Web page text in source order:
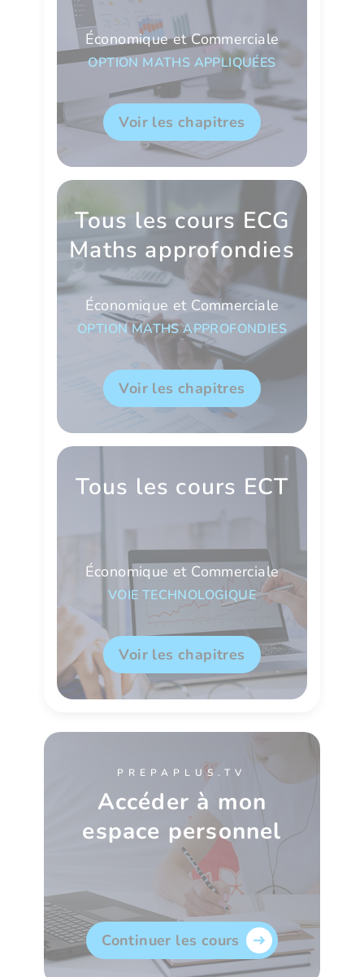
Économique et Commerciale
OPTION MATHS APPLIQUÉES
Voir les chapitres
Tous les cours ECG
Maths approfondies
Économique et Commerciale
OPTION MATHS APPROFONDIES
Voir les chapitres
Tous les cours ECT
Économique et Commerciale
VOIE TECHNOLOGIQUE
Voir les chapitres
PREPAPLUS.TV
Accéder à mon
espace personnel
Continuer les cours